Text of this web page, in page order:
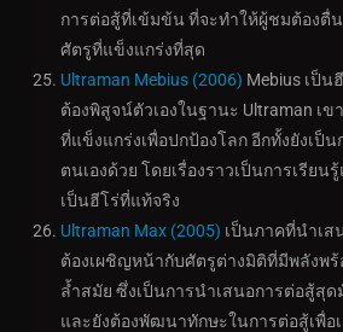
การต่อสู้ที่เข้มข้น ที่จะทำให้ผู้ชมต้องตื่
ศัตรูที่แข็งแกร่งที่สุด
Ultraman Mebius (2006) Mebius เป็
ต้องพิสูจน์ตัวเองในฐานะ Ultraman เ
ที่แข็งแกร่งเพื่อปกป้องโลก อีกทั้งยังเป็น
ตนเองด้วย โดยเรื่องราวเป็นการเรียน
เป็นฮีโร่ที่แท้จริง
Ultraman Max (2005) เป็นภาคที่นำเ
ต้องเผชิญหน้ากับศัตรูต่างมิติที่มีพลังพ
ล้ำสมัย ซึ่งเป็นการนำเสนอการต่อสู้สุ
และยังต้องพัฒนาทักษะในการต่อสู้เพื่อ